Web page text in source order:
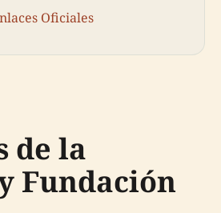
Oficiales
de la
Fundación